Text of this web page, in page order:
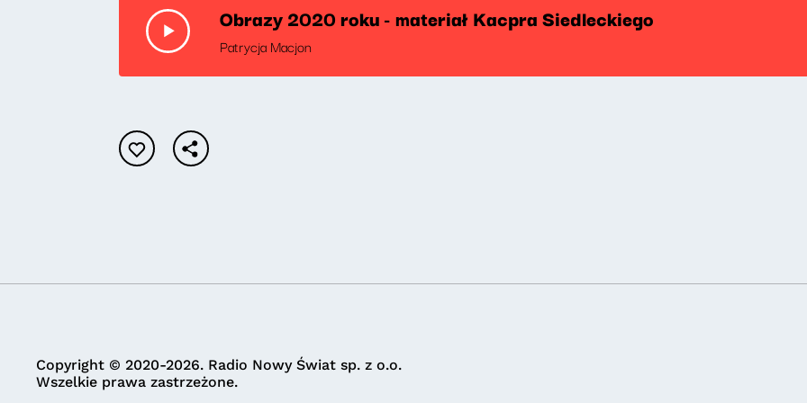
Obrazy 2020 roku - materiał Kacpra Siedleckiego
Patrycja Macjon
Copyright © 2020-2026. Radio Nowy Świat sp. z o.o.
Wszelkie prawa zastrzeżone.